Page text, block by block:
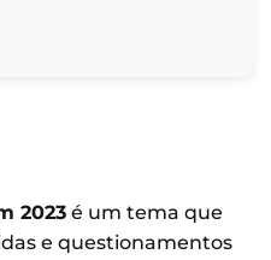
2023 é um tema que
e questionamentos